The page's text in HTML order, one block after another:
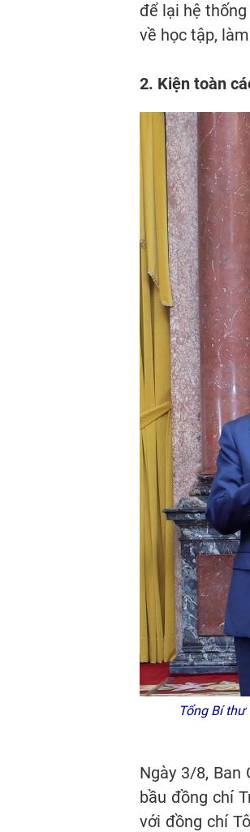
để lại hệ
về học tập,
2. Kiện toàn
Tổng Bí
Ngày 3/8, Ban
bầu đồng chí
với đồng chí